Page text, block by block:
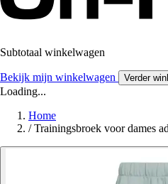
Subtotaal winkelwagen
Bekijk mijn winkelwagen Verder
Loading...
Home
/ Trainingsbroek voor dames